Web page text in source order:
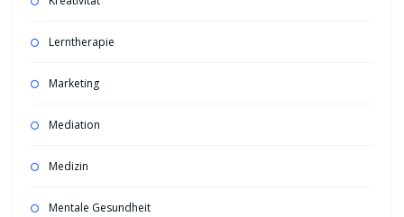
Lerntherapie
Marketing
Mediation
Medizin
Mentale Gesundheit